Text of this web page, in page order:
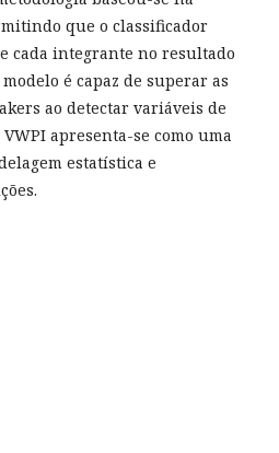
que o classificador
cada integrante no resultado
é capaz de superar as
ao detectar variáveis de
apresenta-se como uma
estatística e